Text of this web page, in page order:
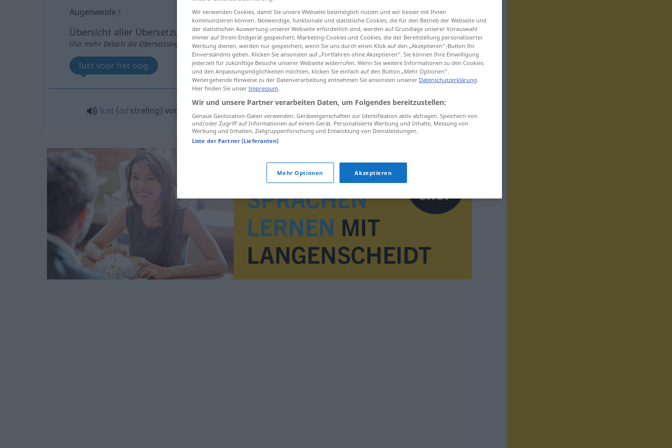
Augenweide f
Übersicht aller Übersetzungen
(Für mehr Details die Übersetzung anklicken/antippen)
lust voor het oog
lust (od streling) voor het
Wir verwenden Cookies, damit Sie unsere Webseite bestmöglich nutzen und wir besser mit Ihnen
kommunizieren können. Notwendige, funktionale und statistische Cookies, die für den Betrieb der Webseite und
der statistischen Auswertung unserer Webseite erforderlich sind, werden auf Grundlage unserer Vorauswahl
immer auf Ihrem Endgerät gespeichert. Marketing-Cookies und Cookies, die der Bereitstellung personalisierter
Werbung dienen, werden nur gespeichert, wenn Sie uns durch einen Klick auf den „Akzeptieren“-Button Ihr
Einverständnis geben. Klicken Sie ansonsten auf „Fortfahren ohne Akzeptieren“. Sie können Ihre Einwilligung
jederzeit für zukünftige Besuche unserer Webseite widerrufen. Wenn Sie weitere Informationen zu den Cookies
und den Anpassungsmöglichkeiten möchten, klicken Sie einfach auf den Button „Mehr Optionen“.
Weitergehende Hinweise zu der Datenverarbeitung entnehmen Sie ansonsten unserer Datenschutzerklärung.
Hier finden Sie unser Impressum.
Wir und unsere Partner verarbeiten Daten, um Folgendes bereitzustellen:
Genaue Geolocation-Daten verwenden. Geräteeigenschaften zur Identifikation aktiv abfragen. Speichern von
und/oder Zugriff auf Informationen auf einem Gerät. Personalisierte Werbung und Inhalte, Messung von
Werbung und Inhalten, Zielgruppenforschung und Entwicklung von Dienstleistungen.
Liste der Partner (Lieferanten)
Mehr Optionen Akzeptieren